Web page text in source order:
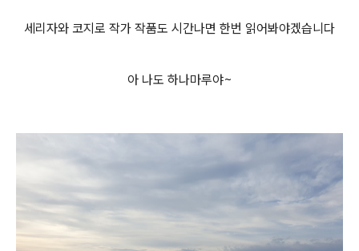
세리자와 코지로 작가 작품도 시간나면 한번 읽어봐야겠습니다
아 나도 하나마루야~